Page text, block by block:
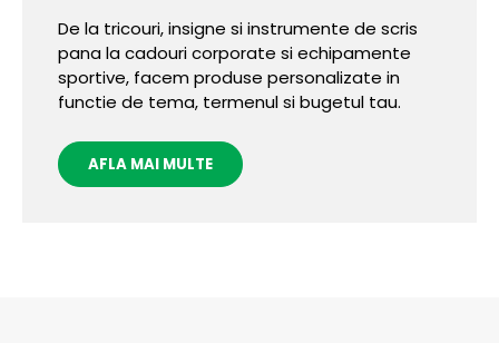
De la tricouri, insigne si instrumente de scris
pana la cadouri corporate si echipamente
sportive, facem produse personalizate in
functie de tema, termenul si bugetul tau.
AFLA MAI MULTE